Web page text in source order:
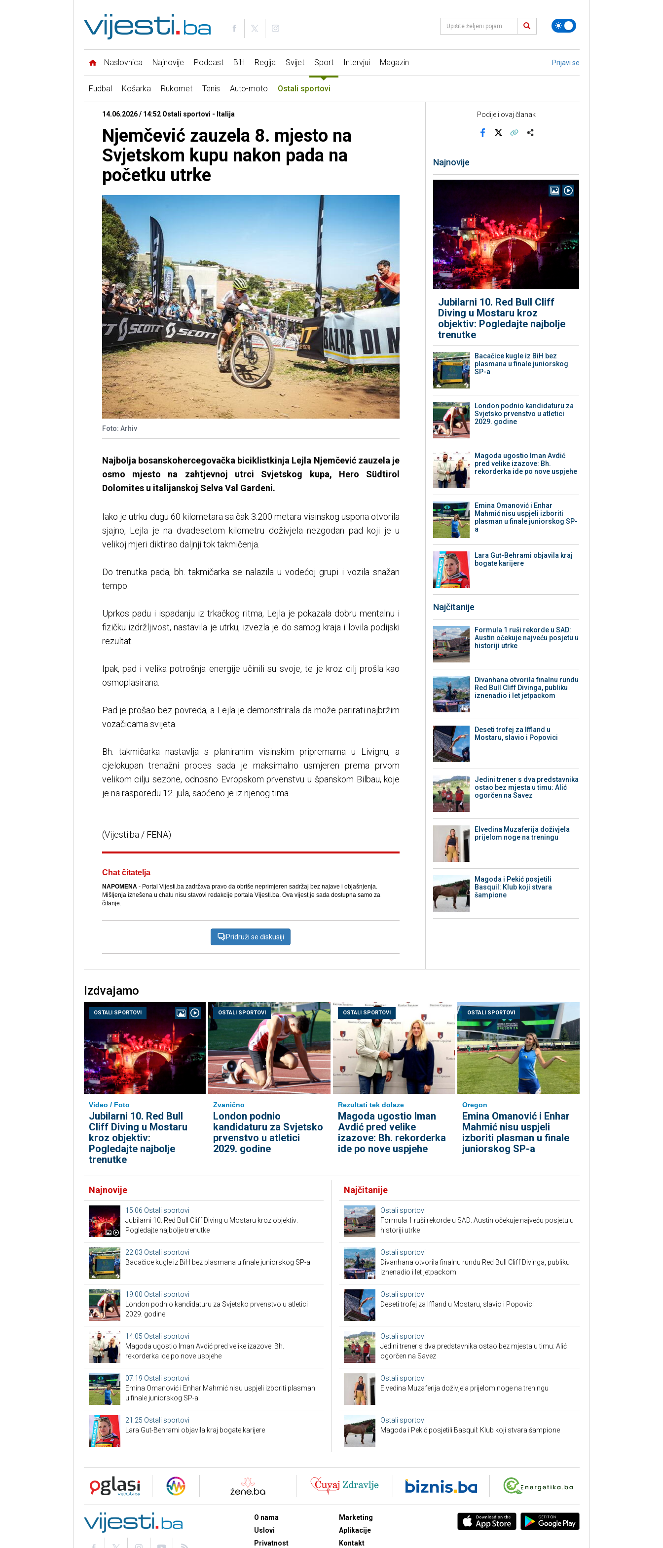
Naslovnica Najnovije Podcast BiH Regija Svijet Sport Intervjui Magazin Prijavi se
Fudbal Košarka Rukomet Tenis Auto-moto Ostali sportovi
14.06.2026 / 14:52 Ostali sportovi - Italija
Njemčević zauzela 8. mjesto na
Svjetskom kupu nakon pada na
početku utrke
Foto: Arhiv
Najbolja bosanskohercegovačka biciklistkinja Lejla Njemčević zauzela je
osmo mjesto na zahtjevnoj utrci Svjetskog kupa, Hero Südtirol
Dolomites u italijanskoj Selva Val Gardeni.
Iako je utrku dugu 60 kilometara sa čak 3.200 metara visinskog uspona otvorila
sjajno, Lejla je na dvadesetom kilometru doživjela nezgodan pad koji je u
velikoj mjeri diktirao daljnji tok takmičenja.
Do trenutka pada, bh. takmičarka se nalazila u vodećoj grupi i vozila snažan
tempo.
Uprkos padu i ispadanju iz trkačkog ritma, Lejla je pokazala dobru mentalnu i
fizičku izdržljivost, nastavila je utrku, izvezla je do samog kraja i lovila podijski
rezultat.
Ipak, pad i velika potrošnja energije učinili su svoje, te je kroz cilj prošla kao
osmoplasirana.
Pad je prošao bez povreda, a Lejla je demonstrirala da može parirati najbržim
vozačicama svijeta.
Bh. takmičarka nastavlja s planiranim visinskim pripremama u Livignu, a
cjelokupan trenažni proces sada je maksimalno usmjeren prema prvom
velikom cilju sezone, odnosno Evropskom prvenstvu u španskom Bilbau, koje
je na rasporedu 12. jula, saoćeno je iz njenog tima.
(Vijesti.ba / FENA)
Chat čitatelja
NAPOMENA- Portal Vijesti.ba zadržava pravo da obriše neprimjeren sadržaj bez najave i objašnjenja.
Mišljenja iznešena u chatu nisu stavovi redakcije portala Vijesti.ba. Ova vijest je sada dostupna samo za
čitanje.
Pridruži se diskusiji
Podijeli ovaj članak
Najnovije
Jubilarni 10. Red Bull Cliff
Diving u Mostaru kroz
objektiv: Pogledajte najbolje
trenutke
Bacačice kugle iz BiH bez
plasmana u finale juniorskog
SP-a
London podnio kandidaturu za
Svjetsko prvenstvo u atletici
2029. godine
Magoda ugostio Iman Avdić
pred velike izazove: Bh.
rekorderka ide po nove uspjehe
Emina Omanović i Enhar
Mahmić nisu uspjeli izboriti
plasman u finale juniorskog SP-
a
Lara Gut-Behrami objavila kraj
bogate karijere
Najčitanije
Formula 1 ruši rekorde u SAD:
Austin očekuje najveću posjetu u
historiji utrke
Divanhana otvorila finalnu rundu
Red Bull Cliff Divinga, publiku
iznenadio i let jetpackom
Deseti trofej za Iffland u
Mostaru, slavio i Popovici
Jedini trener s dva predstavnika
ostao bez mjesta u timu: Alić
ogorčen na Savez
Elvedina Muzaferija doživjela
prijelom noge na treningu
Magoda i Pekić posjetili
Basquil: Klub koji stvara
šampione
Izdvajamo
OSTALI SPORTOVI
Video / Foto
Jubilarni 10. Red Bull
Cliff Diving u Mostaru
kroz objektiv:
Pogledajte najbolje
trenutke
OSTALI SPORTOVI
Zvanično
London podnio
kandidaturu za Svjetsko
prvenstvo u atletici
2029. godine
OSTALI SPORTOVI
Rezultati tek dolaze
Magoda ugostio Iman
Avdić pred velike
izazove: Bh. rekorderka
ide po nove uspjehe
OSTALI SPORTOVI
Oregon
Emina Omanović i Enhar
Mahmić nisu uspjeli
izboriti plasman u finale
juniorskog SP-a
Najnovije
15:06 Ostali sportovi
Jubilarni 10. Red Bull Cliff Diving u Mostaru kroz objektiv:
Pogledajte najbolje trenutke
22:03 Ostali sportovi
Bacačice kugle iz BiH bez plasmana u finale juniorskog SP-a
19:00 Ostali sportovi
London podnio kandidaturu za Svjetsko prvenstvo u atletici
2029. godine
14:05 Ostali sportovi
Magoda ugostio Iman Avdić pred velike izazove: Bh.
rekorderka ide po nove uspjehe
07:19 Ostali sportovi
Emina Omanović i Enhar Mahmić nisu uspjeli izboriti plasman
u finale juniorskog SP-a
21:25 Ostali sportovi
Lara Gut-Behrami objavila kraj bogate karijere
Najčitanije
Ostali sportovi
Formula 1 ruši rekorde u SAD: Austin očekuje najveću posjetu u
historiji utrke
Ostali sportovi
Divanhana otvorila finalnu rundu Red Bull Cliff Divinga, publiku
iznenadio i let jetpackom
Ostali sportovi
Deseti trofej za Iffland u Mostaru, slavio i Popovici
Ostali sportovi
Jedini trener s dva predstavnika ostao bez mjesta u timu: Alić
ogorčen na Savez
Ostali sportovi
Elvedina Muzaferija doživjela prijelom noge na treningu
Ostali sportovi
Magoda i Pekić posjetili Basquil: Klub koji stvara šampione
O nama
Uslovi
Privatnost
Marketing
Aplikacije
Kontakt